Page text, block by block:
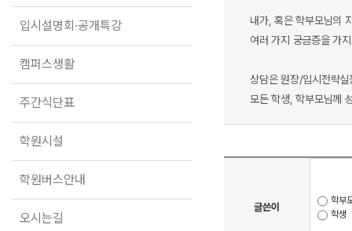
입시설명회·공개특강
주간식단표
학원시설
학원버스안내
오시는길
공지사항
방문상담 예약
2027 파이널 정규반
N
2027 N수 정규반
입시설명회·공개특강
캠퍼스생활
주간식단표
학원시설
학원버스안내
오시는길
내가, 혹은 학부모님의
여러 가지 궁금증을 가
상담은 원장/입시전략
모든 학생, 학부모님께
글쓴이
학부
학생